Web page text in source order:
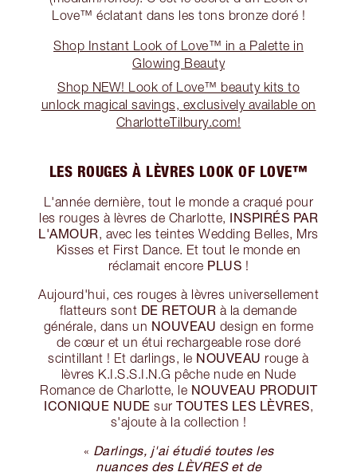
Love™ éclatant dans les tons bronze doré !
Shop Instant Look of Love™ in a Palette in
Glowing Beauty
Shop NEW! Look of Love™ beauty kits to
unlock magical savings, exclusively available on
CharlotteTilbury.com!
LES ROUGES À LÈVRES LOOK OF LOVE™
L'année dernière, tout le monde a craqué pour
les rouges à lèvres de Charlotte, INSPIRÉS PAR
L'AMOUR , avec les teintes Wedding Belles, Mrs
Kisses et First Dance. Et tout le monde en
réclamait encore PLUS !
Aujourd'hui, ces rouges à lèvres universellement
flatteurs sont DE RETOUR à la demande
générale, dans un NOUVEAU design en forme
de cœur et un étui rechargeable rose doré
scintillant ! Et darlings, le NOUVEAU rouge à
lèvres K.I.S.S.I.N.G pêche nude en Nude
Romance de Charlotte, le NOUVEAU PRODUIT
ICONIQUE NUDE sur TOUTES LES LÈVRES
s'ajoute à la collection !
« Darlings, j'ai étudié toutes les
nuances des LÈVRES et de